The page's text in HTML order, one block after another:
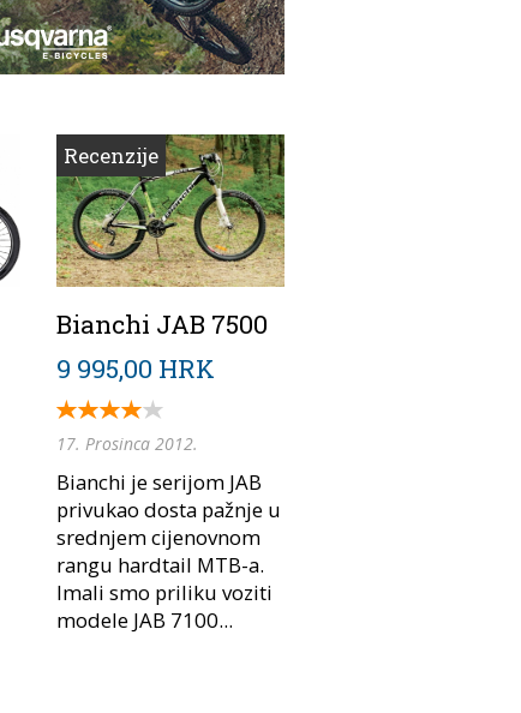
Recenzije
Bianchi JAB 7500
9 995,00 HRK
17. Prosinca 2012.
Bianchi je serijom JAB
privukao dosta pažnje u
srednjem cijenovnom
rangu hardtail MTB-a.
Imali smo priliku voziti
modele JAB 7100...